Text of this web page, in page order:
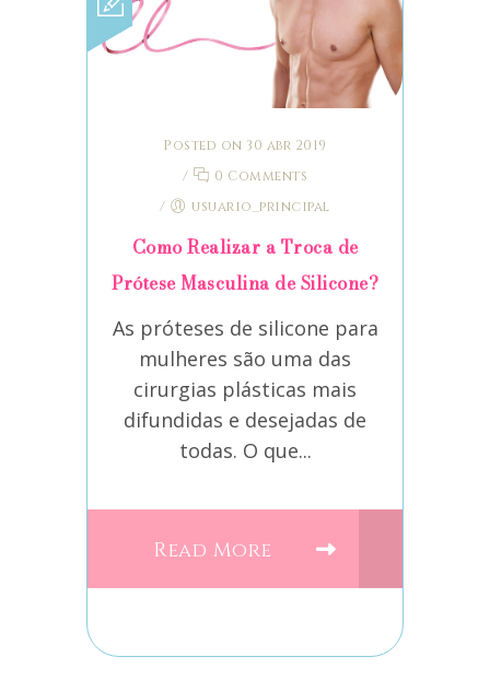
Posted on 30 abr 2019
/
0 Comments
/
usuario_principal
Como Realizar a Troca de
Prótese Masculina de Silicone?
As próteses de silicone para
mulheres são uma das
cirurgias plásticas mais
difundidas e desejadas de
todas. O que...
Read More